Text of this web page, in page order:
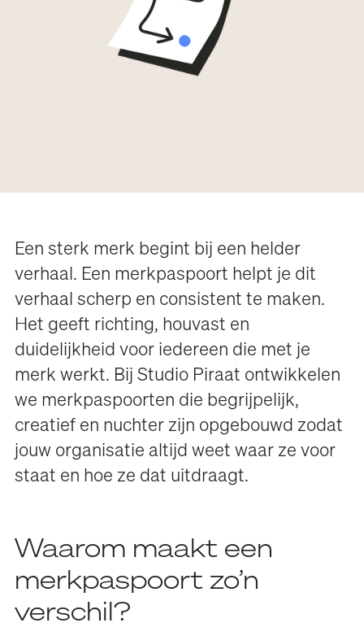
Een sterk merk begint bij een helder
verhaal. Een merkpaspoort helpt je dit
verhaal scherp en consistent te maken.
Het geeft richting, houvast en
duidelijkheid voor iedereen die met je
merk werkt. Bij Studio Piraat ontwikkelen
we merkpaspoorten die begrijpelijk,
creatief en nuchter zijn opgebouwd zodat
jouw organisatie altijd weet waar ze voor
staat en hoe ze dat uitdraagt.
Waarom maakt een
merkpaspoort zo’n
verschil?